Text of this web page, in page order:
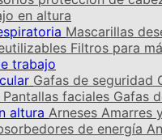
en altura
Mascarillas
Filtros para
trabajo
Gafas de seguridad
Pantallas faciales Gafas
altura Arneses Amarres y
de energía